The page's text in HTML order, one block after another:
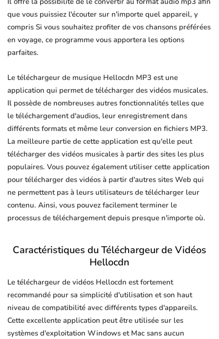
que vous puissiez l'écouter sur n'importe quel appareil, y
compris Si vous souhaitez profiter de vos chansons préférées
en voyage, ce programme vous apportera les options
parfaites.
Le téléchargeur de musique Hellocdn MP3 est une
application qui permet de télécharger des vidéos musicales.
Il possède de nombreuses autres fonctionnalités telles que
le téléchargement d'audios, leur enregistrement dans
différents formats et même leur conversion en fichiers MP3.
La meilleure partie de cette application est qu'elle peut
télécharger des vidéos musicales à partir des sites les plus
populaires. Vous pouvez également utiliser cette application
pour télécharger des vidéos à partir d'autres sites Web qui
ne permettent pas à leurs utilisateurs de télécharger leur
contenu. Ainsi, vous pouvez facilement terminer le
processus de téléchargement depuis presque n'importe où.
Caractéristiques du Téléchargeur de Vidéos
Hellocdn
Le téléchargeur de vidéos Hellocdn est fortement
recommandé pour sa simplicité d'utilisation et son haut
niveau de compatibilité avec différents types d'appareils.
Cette excellente application peut être utilisée sur les
systèmes d'exploitation Windows et Mac sans aucun